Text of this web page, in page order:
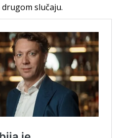
drugom slučaju.